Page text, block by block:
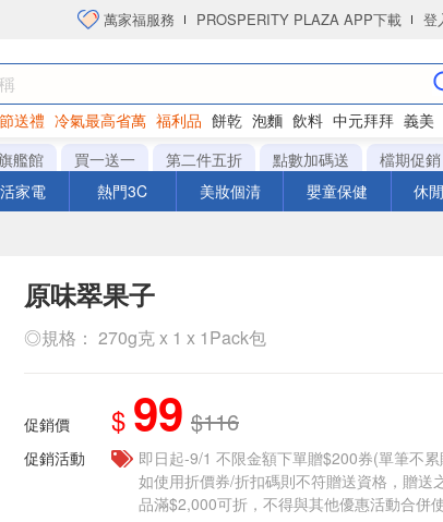
萬家福服務 PROSPERITY PLAZA APP下載 登
送禮 冷氣最高省萬 福利品 餅乾 泡麵 飲料 中元拜拜 義美
艦館 買一送一 第二件五折 點數加碼送 檔期促銷
家電 熱門3C 美妝個清 嬰童保健 休
原味翠果子
◎規格： 270g克 x 1 x 1Pack包
促銷價 $ 99 $116
促銷活動
即日起-9/1 不限金額下單贈$200券(單筆不
如使用折價券/折扣碼則不符贈送資格，贈送
品滿$2,000可折，不得與其他優惠活動合併